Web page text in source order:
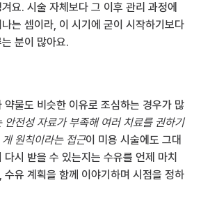
요. 시술 자체보다 그 이후 관리 과정에
는 셈이라, 이 시기에 굳이 시작하기보다
분이 많아요.
약물도 비슷한 이유로 조심하는 경우가 많
안전성 자료가 부족해 여러 치료를 권하기
원칙이라는 접근이 미용 시술에도 그대
시 받을 수 있는지는 수유를 언제 마치
수유 계획을 함께 이야기하며 시점을 정하